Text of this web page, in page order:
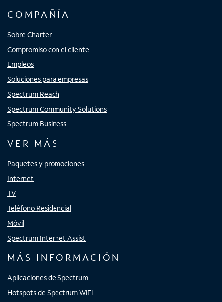
COMPAÑÍA
Sobre Charter
Compromiso con el cliente
Empleos
Soluciones para empresas
Spectrum Reach
Spectrum Community Solutions
Spectrum Business
VER MÁS
Paquetes y promociones
Internet
TV
Teléfono Residencial
Móvil
Spectrum Internet Assist
MÁS INFORMACIÓN
Aplicaciones de Spectrum
Hotspots de Spectrum WiFi